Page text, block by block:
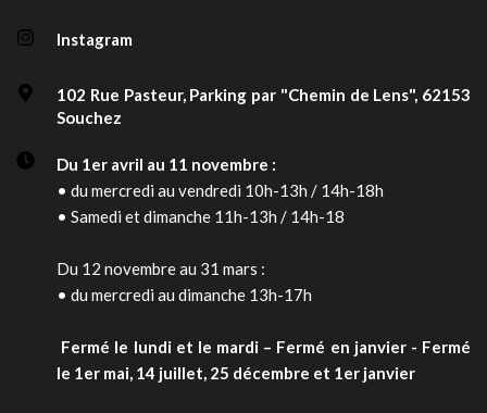
Instagram
102 Rue Pasteur, Parking par "Chemin de Lens", 62153
Souchez
Du 1er avril au 11 novembre :
• du mercredi au vendredi 10h-13h / 14h-18h
• Samedi et dimanche 11h-13h / 14h-18
Du 12 novembre au 31 mars :
• du mercredi au dimanche 13h-17h
Fermé le lundi et le mardi – Fermé en janvier - Fermé
le 1er mai, 14 juillet, 25 décembre et 1er janvier